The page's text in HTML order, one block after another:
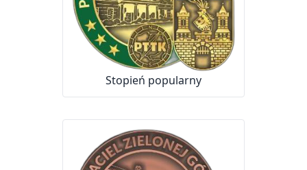
Stopień popularny